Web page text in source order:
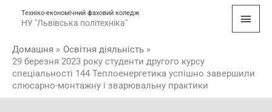
Техніко-економічний фаховий коледж
НУ "Львівська політехніка"
Домашня
Освітня діяльність
29 березня 2023 року студенти другого курсу
спеціальності 144 Теплоенергетика успішно завершили
слюсарно-монтажну і зварювальну практики